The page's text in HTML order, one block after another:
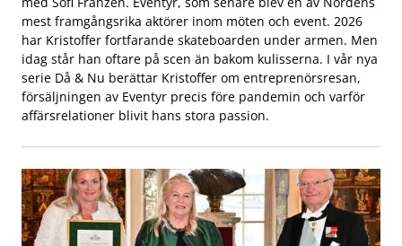
mest framgångsrika aktörer inom möten och event. 2026
har Kristoffer fortfarande skateboarden under armen. Men
idag står han oftare på scen än bakom kulisserna. I vår nya
serie Då & Nu berättar Kristoffer om entreprenörsresan,
försäljningen av Eventyr precis före pandemin och varför
affärsrelationer blivit hans stora passion.